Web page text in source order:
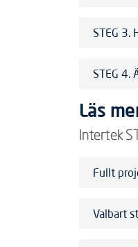
STEG
STEG 4.
Läs
Intertek
Fullt
Valbart